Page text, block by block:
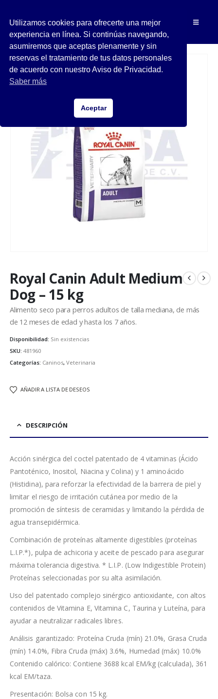
Royal Canin Adult Medium
Dog – 15 kg
Alimento seco para perros adultos de talla mediana, de más
de 12 meses de edad y hasta los 7 años.
Disponibilidad: Sin existencias
SKU: 481960
Categorías: Caninos, Veterinaria
AÑADIR A LISTA DE DESEOS
DESCRIPCIÓN
Acción sinérgica del coctel patentado de 4 vitaminas (Ácido
Pantoténico, Inositol, Niacina y Colina) y 1 aminoácido
(Histidina), para reforzar la efectividad de la barrera de piel y
limitar el riesgo de irritación cutánea por medio de la
promoción de síntesis de ceramidas y limitando la pérdida de
agua transepidérmica.
Combinación de proteínas altamente digestibles (proteínas
L.I.P.*), pulpa de achicoria y aceite de pescado para asegurar
máxima tolerancia digestiva. * L.I.P. (Low Indigestible Protein)
Proteínas seleccionadas por su alta asimilación.
Uso del patentado complejo sinérgico antioxidante, con altos
contenidos de Vitamina E, Vitamina C, Taurina y Luteína, para
ayudar a neutralizar radicales libres.
Análisis garantizado: Proteína Cruda (mín) 21.0%, Grasa Cruda
(mín) 14.0%, Fibra Cruda (máx) 3.6%, Humedad (máx) 10.0%
Contenido calórico: Contiene 3688 kcal EM/kg (calculada), 361
kcal EM/taza.
Presentación: Bolsa con 15 kg.
Utilizamos cookies para ofrecerte una mejor
experiencia en línea. Si continúas navegando,
asumiremos que aceptas plenamente y sin
reservas el tratamiento de tus datos personales
de acuerdo con nuestro Aviso de Privacidad.
Saber más
Aceptar